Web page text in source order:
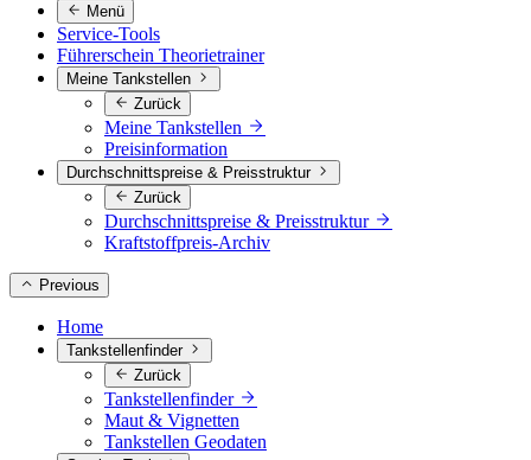
Menü
Service-Tools
Führerschein Theorietrainer
Meine Tankstellen
Zurück
Meine Tankstellen
Preisinformation
Durchschnittspreise & Preisstruktur
Zurück
Durchschnittspreise & Preisstruktur
Kraftstoffpreis-Archiv
Previous
Home
Tankstellenfinder
Zurück
Tankstellenfinder
Maut & Vignetten
Tankstellen Geodaten